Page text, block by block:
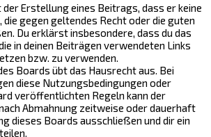
Erstellung eines Beitrags, dass er keine
gegen geltendes Recht oder die guten
Du erklärst insbesondere, dass du das
in deinen Beiträgen verwendeten Links
bzw. zu verwenden.
Boards übt das Hausrecht aus. Bei
diese Nutzungsbedingungen oder
veröffentlichten Regeln kann der
Abmahnung zeitweise oder dauerhaft
dieses Boards ausschließen und dir ein